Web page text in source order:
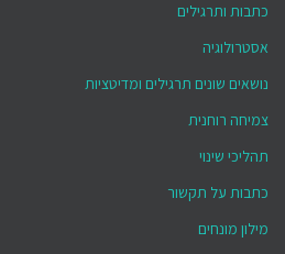
כתבות ותרגילים
אסטרולוגיה
נושאים שונים תרגילים ומדיטציות
צמיחה רוחנית
תהליכי שינוי
כתבות על תקשור
מילון מונחים